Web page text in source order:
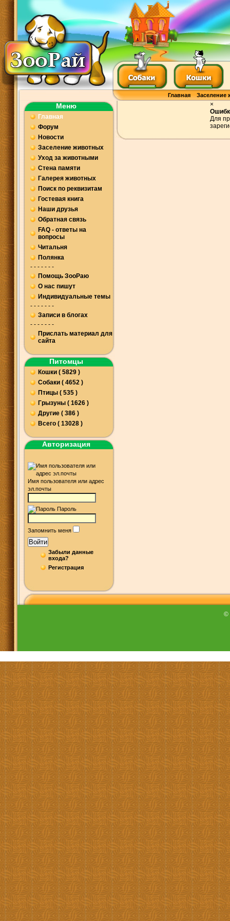
Главная Заселение
Меню
Главная
Форум
Новости
Заселение животных
Уход за животными
Стена памяти
Галерея животных
Поиск по реквизитам
Гостевая книга
Наши друзья
Обратная связь
FAQ - ответы на
вопросы
Читальня
Полянка
- - - - - - -
Помощь ЗооРаю
О нас пишут
Индивидуальные темы
- - - - - - -
Записи в блогах
- - - - - - -
Прислать материал для
сайта
Питомцы
Кошки ( 5829 )
Собаки ( 4652 )
Птицы ( 535 )
Грызуны ( 1626 )
Другие ( 386 )
Всего ( 13028 )
Авторизация
Имя пользователя или адрес
эл.почты
Пароль
Запомнить меня
Войти
Забыли данные
входа?
Регистрация
×
Для
©